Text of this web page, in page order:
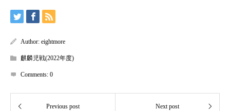
Author: eightmore
麒麟児戦(2022年度)
Comments: 0